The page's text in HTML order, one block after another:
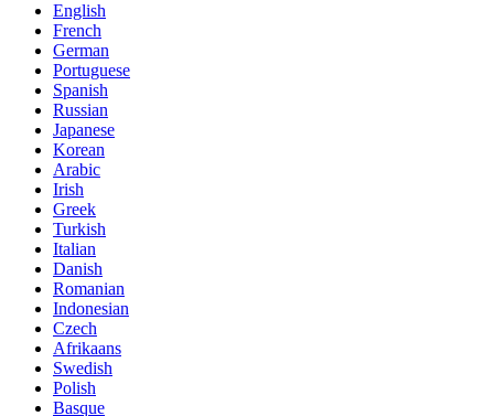
English
French
German
Portuguese
Spanish
Russian
Japanese
Korean
Arabic
Irish
Greek
Turkish
Italian
Danish
Romanian
Indonesian
Czech
Afrikaans
Swedish
Polish
Basque